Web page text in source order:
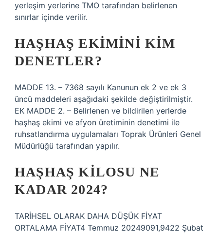
yerleşim yerlerine TMO tarafından belirlenen
sınırlar içinde verilir.
HAŞHAŞ EKIMINI KIM
DENETLER?
MADDE 13. – 7368 sayılı Kanunun ek 2 ve ek 3
üncü maddeleri aşağıdaki şekilde değiştirilmiştir.
EK MADDE 2. – Belirlenen ve bildirilen yerlerde
haşhaş ekimi ve afyon üretiminin denetimi ile
ruhsatlandırma uygulamaları Toprak Ürünleri Genel
Müdürlüğü tarafından yapılır.
HAŞHAŞ KILOSU NE
KADAR 2024?
TARİHSEL OLARAK DAHA DÜŞÜK FİYAT
ORTALAMA FİYAT4 Temmuz 20249091,9422 Şubat